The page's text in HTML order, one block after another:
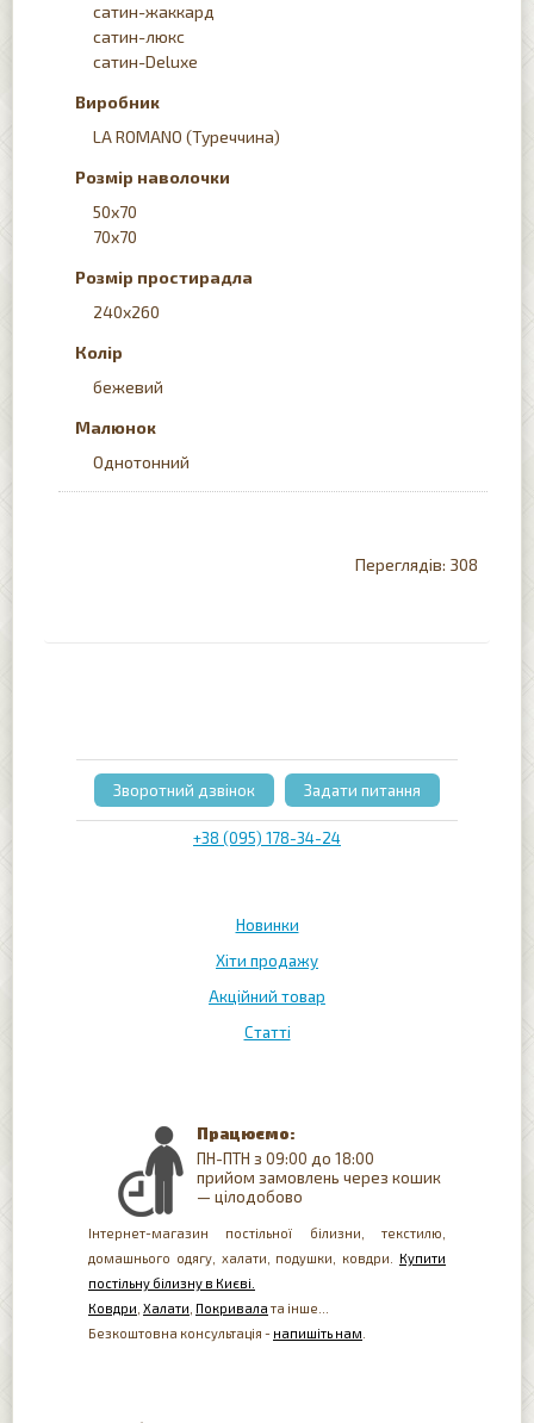
сатин-жаккард
сатин-люкс
сатин-Deluxe
Виробник
LA ROMANO (Туреччина)
Розмір наволочки
50х70
70x70
Розмір простирадла
240x260
Колір
бежевий
Малюнок
Однотонний
308
Новинки
Хіти продажу
Акційний товар
Статті
+38 (095) 178-34-24
Зворотний дзвінок Задати питання
Працюємо:
ПН-ПТН з 09:00 до 18:00
прийом замовлень через кошик
— цілодобово
Інтернет-магазин постільної білизни, текстилю,
домашнього одягу, халати, подушки, ковдри. Купити
постільну білизну в Києві.
Ковдри Халати Покривала та інше...
Безкоштовна консультація - напишіть нам